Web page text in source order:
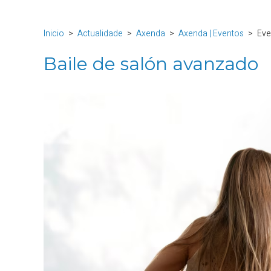
Inicio Actualidade Axenda Axenda | Eventos
Baile de salón avanzado